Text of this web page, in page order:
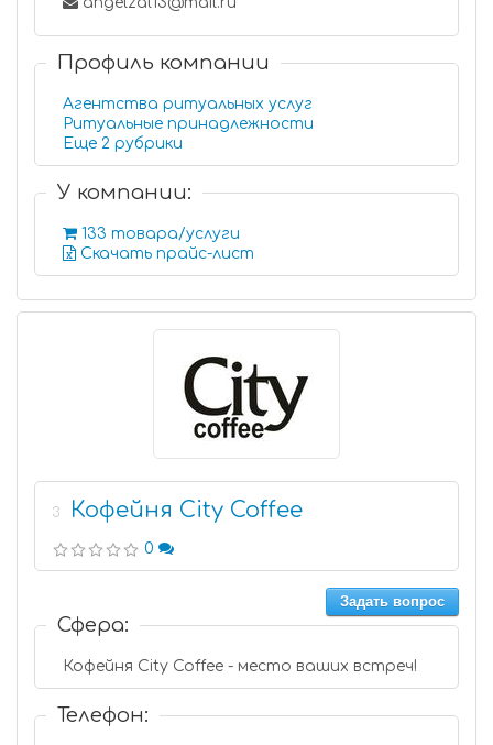
Профиль компании
Агентства ритуальных услуг
Ритуальные принадлежности
Еще 2 рубрики
У компании:
133 товара/услуги
Скачать прайс-лист
3 Кофейня City Coffee
0
Задать вопрос
Сфера:
Кофейня City Coffee - место ваших встреч!
Телефон: